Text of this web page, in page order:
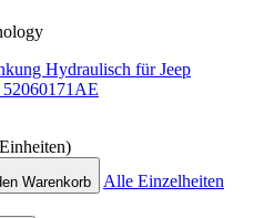
Hydraulisch für Jeep
Warenkorb
Alle Einzelheiten